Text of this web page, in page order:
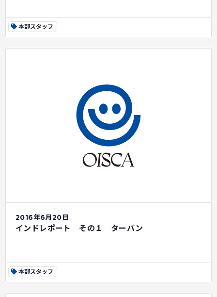
本部スタッフ
2016年6月20日
インドレポート その１ ターバン
本部スタッフ